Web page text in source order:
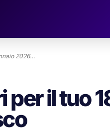
2026…
per il tuo